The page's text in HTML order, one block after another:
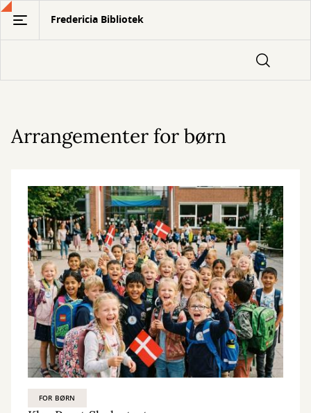
Gå
hovedindhold
Fredericia Bibliotek
Arrangementer
børn
Arrangementer for børn
FOR BØRN